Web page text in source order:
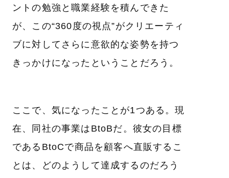
ントの勉強と職業経験を積んできた
が、この“360度の視点”がクリエーティ
ブに対してさらに意欲的な姿勢を持つ
きっかけになったということだろう。
ここで、気になったことが1つある。現
在、同社の事業はBtoBだ。彼女の目標
であるBtoCで商品を顧客へ直販するこ
とは、どのようして達成するのだろう